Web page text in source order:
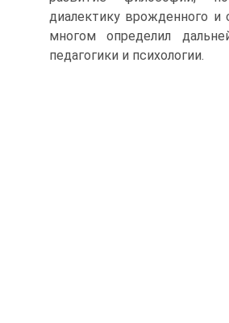
диалектику врожденного и
многом определил
педагогики и психологии.